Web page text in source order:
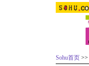
Sohu首页 >>